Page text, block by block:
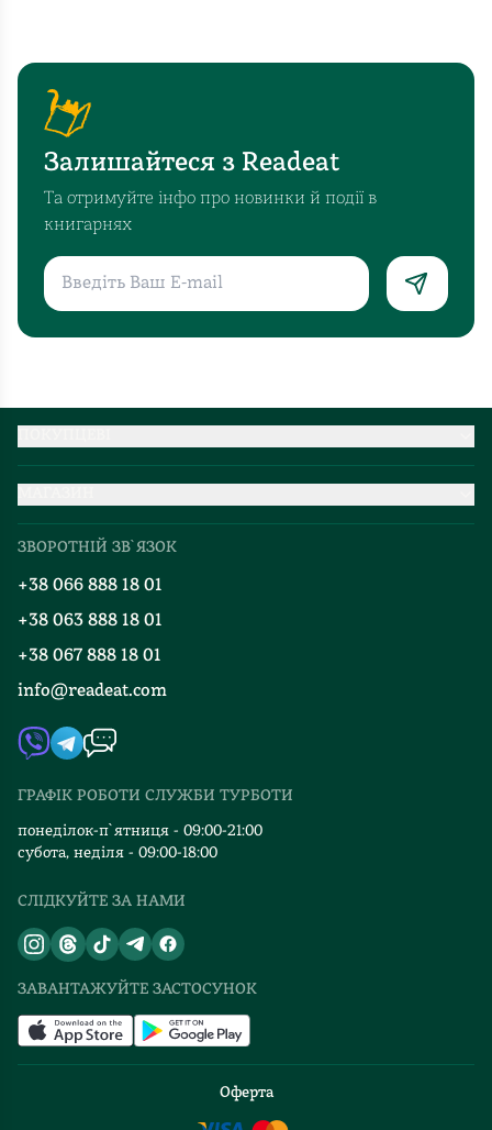
Залишайтеся з Readeat
Та отримуйте інфо про новинки й події в
книгарнях
Добірки
Блог
Події
Книгарні
Контакти
Автори
Видавництва
Відгуки та оцінка RDT
Міжнародна доставка
Мапа сайту
ЗВОРОТНІЙ ЗВ`ЯЗОК
+38 066 888 18 01
+38 063 888 18 01
+38 067 888 18 01
info@readeat.com
ГРАФІК РОБОТИ СЛУЖБИ ТУРБОТИ
понеділок-п`ятниця - 09:00-21:00
субота, неділя - 09:00-18:00
СЛІДКУЙТЕ ЗА НАМИ
ЗАВАНТАЖУЙТЕ ЗАСТОСУНОК
Оферта